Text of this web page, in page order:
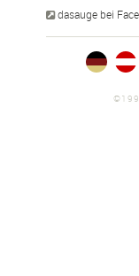
dasauge bei